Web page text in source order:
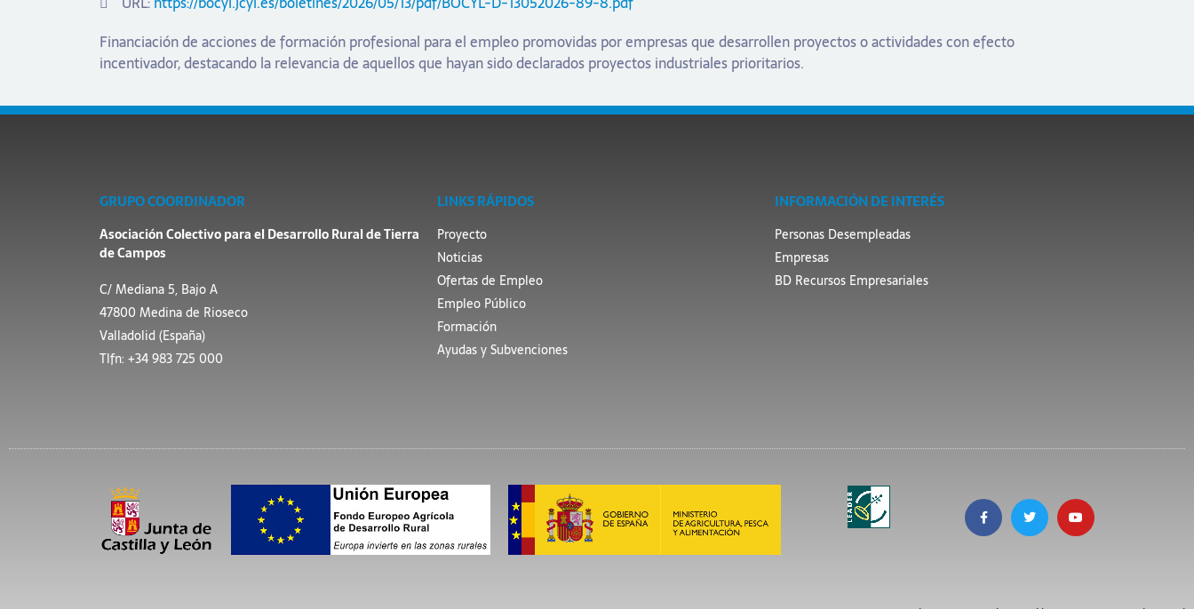
Financiación de acciones de formación profesional para el empleo promovidas por empresas que desarrollen proyectos o actividades con efecto
incentivador, destacando la relevancia de aquellos que hayan sido declarados proyectos industriales prioritarios.
GRUPO COORDINADOR
Asociación Colectivo para el Desarrollo Rural de Tierra
de Campos
C/ Mediana 5, Bajo A
47800 Medina de Rioseco
Valladolid (España)
Tlfn: +34 983 725 000
LINKS RÁPIDOS
Proyecto
Noticias
Ofertas de Empleo
Empleo Público
Formación
Ayudas y Subvenciones
INFORMACIÓN DE INTERÉS
Personas Desempleadas
Empresas
BD Recursos Empresariales